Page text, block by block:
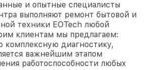
и опытные специалисты
выполняют ремонт бытовой и
техники EOTech любой
клиентам мы предлагаем:
комплексную диагностику,
важнейшим этапом
работоспособности любых